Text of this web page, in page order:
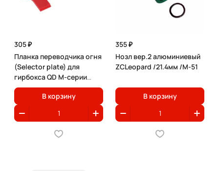
305 ₽
Планка переводчика огня
(Selector plate) для
гирбокса QD М-серии
ZCLeopard
В корзину
355 ₽
Нозл вер.2 алюминиевый
ZCLeopard /21.4мм /M-51
В корзину